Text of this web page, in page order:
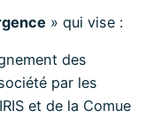
» qui vise :
des
par les
et de la Comue